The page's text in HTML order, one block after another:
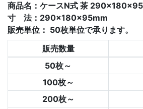
商品名：ケースN式 茶 290×180×95
寸 法：290×180×95mm
販売単位： 50枚単位で承ります。
販売数量
50枚～
100枚～
200枚～